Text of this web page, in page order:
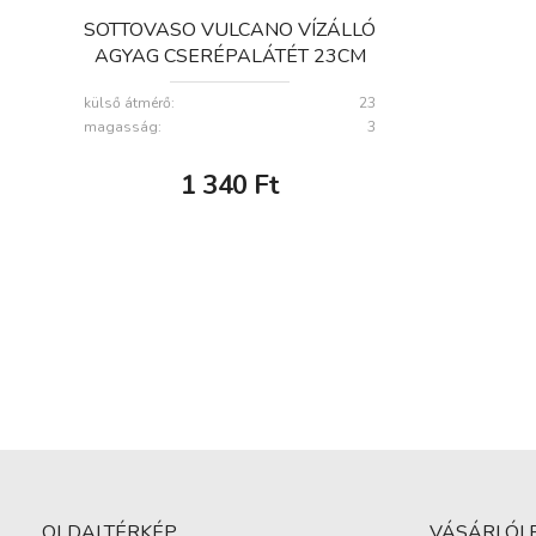
SOTTOVASO VULCANO VÍZÁLLÓ
AGYAG CSERÉPALÁTÉT 23CM
külső átmérő:
23
magasság:
3
1 340 Ft